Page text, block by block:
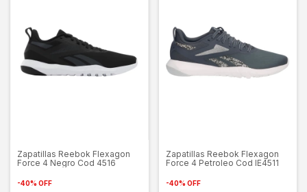
Zapatillas Reebok Flexagon
Force 4 Negro Cod 4516
-40% OFF
Zapatillas Reebok Flexagon
Force 4 Petroleo Cod IE4511
-40% OFF